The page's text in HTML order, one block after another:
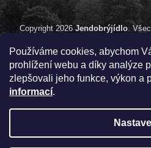
Používáme cookies, abychom
prohlížení webu a díky analýze
zlepšovali jeho funkce, výkon a
informací.
Copyright 2026 Jendobrýjídlo.